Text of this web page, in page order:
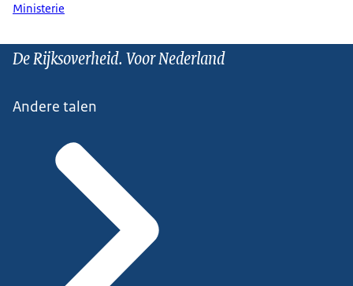
Ministerie
De Rijksoverheid. Voor Nederland
Andere talen